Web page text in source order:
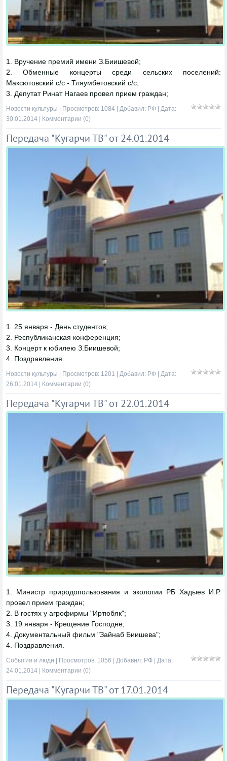
1. Вручение премий имени З.Биишевой;
2. Обменные концерты среди сельских поселений:
Максютовский с/с - Тляумбетовский с/с;
3. Депутат Ринат Нагаев провел прием граждан;
Новости культуры | Просмотров: 1084 | Добавил: РФ | Дата:
30.01.2014
Комментарии (0)
Передача "Кугарчи ТВ" от 24.01.2014
1. 25 января - День студентов;
2. Республиканская конференция;
3. Концерт к юбилею З.Биишевой;
4. Поздравления.
Новости культуры | Просмотров: 1201 | Добавил: РФ | Дата:
26.01.2014
Комментарии (0)
Передача "Кугарчи ТВ" от 22.01.2014
1. Министр природопользования и экологии РБ Хадыев И.Р.
провел прием граждан;
2. В гостях у агрофирмы "Иртюбяк";
3. 19 января - Крещение Господне;
4. Документальный фильм "Зайнаб Биишева";
4. Поздравления.
События и люди | Просмотров: 1056 | Добавил: РФ | Дата:
24.01.2014
Комментарии (0)
Передача "Кугарчи ТВ" от 17.01.2014